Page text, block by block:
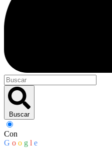
Buscar
Con
G o o g l e